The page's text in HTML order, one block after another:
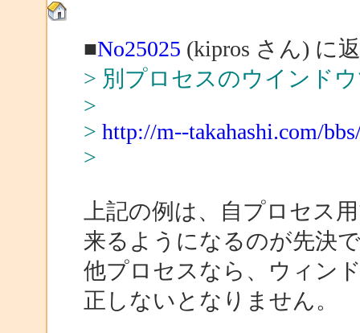
■No25025 (kipros さん) に
> 別プロセスのウインド
>
> http://m--takahashi.com/
>
上記の例は、自プロセス
来るようになるのが先決
他プロセスなら、ウィン
正しないとなりません。